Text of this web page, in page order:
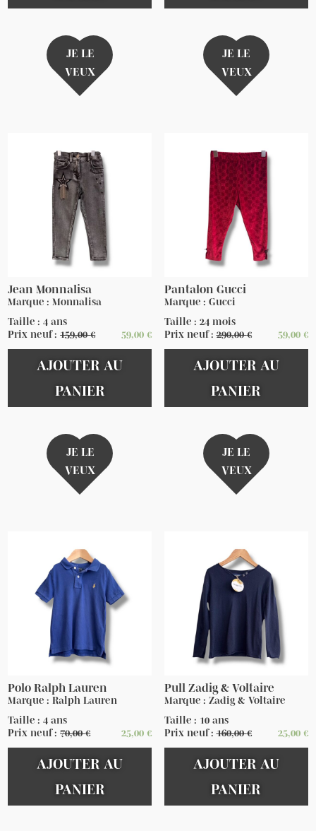
JE LE
VEUX
JE LE
VEUX
Jean Monnalisa
Marque : Monnalisa
Taille : 4 ans
Prix neuf :159,00€ 59,00 €
AJOUTER AU
PANIER
JE LE
VEUX
Pantalon Gucci
Marque : Gucci
Taille : 24 mois
Prix neuf :290,00€ 59,00 €
AJOUTER AU
PANIER
JE LE
VEUX
Polo Ralph Lauren
Marque : Ralph Lauren
Taille : 4 ans
Prix neuf :70,00€ 25,00 €
AJOUTER AU
PANIER
Pull Zadig & Voltaire
Marque : Zadig & Voltaire
Taille : 10 ans
Prix neuf :160,00€ 25,00 €
AJOUTER AU
PANIER